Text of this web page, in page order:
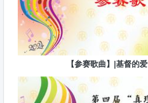
【参赛歌曲】|基督的爱